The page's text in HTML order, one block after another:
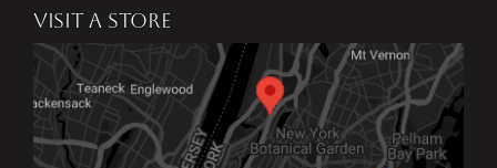
VISIT A STORE